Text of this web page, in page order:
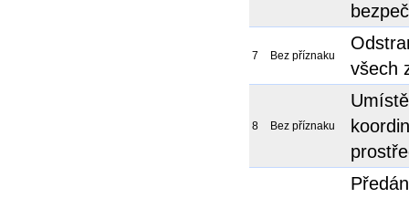
7 Bez příznaku
všech
8 Bez příznaku